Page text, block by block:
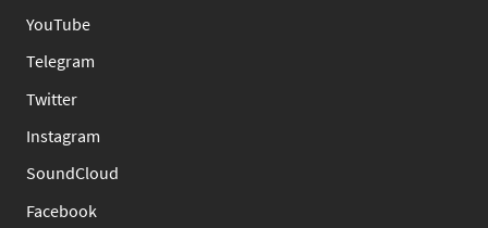
YouTube
Telegram
Twitter
Instagram
SoundCloud
Facebook